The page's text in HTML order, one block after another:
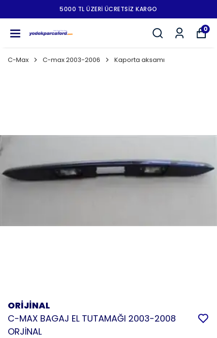
5000 TL ÜZERI ÜCRETSIZ KARGO
0
C-Max C-max 2003-2006 Kaporta aksamı
ORİJİNAL
C-MAX BAGAJ EL TUTAMAĞI 2003-2008
ORJİNAL